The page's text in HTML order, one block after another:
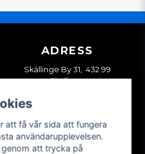
ADRESS
Skällinge By 31, 432 99
Skällinge
att få vår sida att fungera
användarupplevelsen.
att trycka på